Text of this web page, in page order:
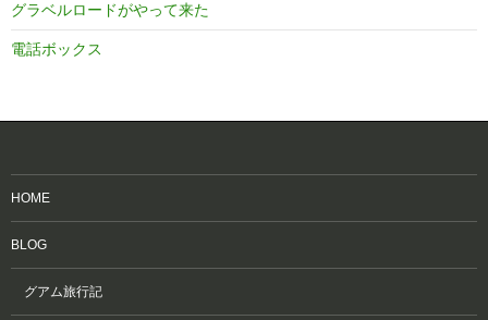
グラベルロードがやって来た
電話ボックス
HOME
BLOG
グアム旅行記